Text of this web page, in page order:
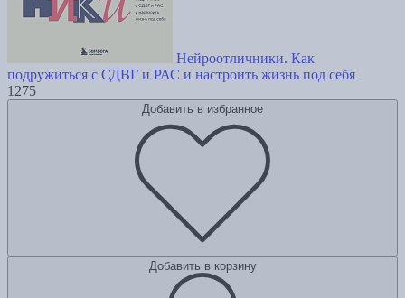
Нейроотличники. Как
подружиться с СДВГ и РАС и настроить жизнь под себя
1275
Добавить в избранное
Добавить в корзину